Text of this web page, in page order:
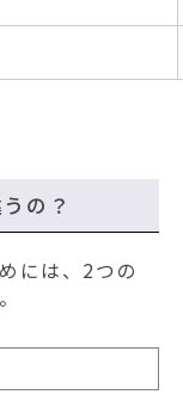
の？
には、2つの